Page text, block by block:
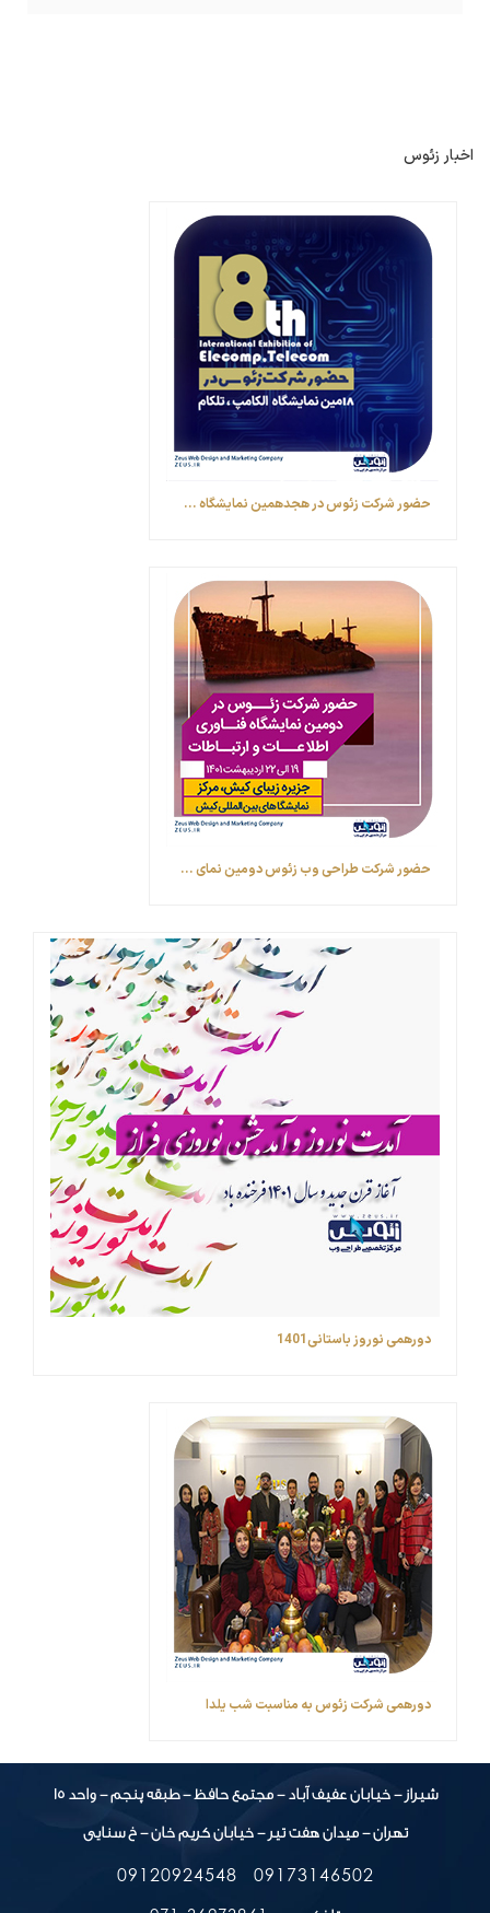
اخبار زئوس
حضور شرکت زئوس در هجدهمین نمایشگاه ...
حضور شرکت طراحی وب زئوس ‎دومین نمای ...
دورهمی نوروز باستانی1401
دورهمی شرکت زئوس به مناسبت شب یلدا
شیراز - خیابان عفیف آباد - مجتمع حافظ - طبقه پنجم - واحد 15
تهران - میدان هفت تیر - خیابان کریم خان - خ سنایی
09120924548 09173146502